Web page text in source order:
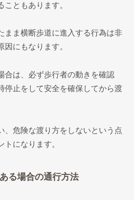
こともあります。
まま横断歩道に進入する行為は非
にもなります。
合は、必ず歩行者の動きを確認
停止をして安全を確保してから渡
、危険な渡り方をしないという点
トになります。
る場合の通行方法